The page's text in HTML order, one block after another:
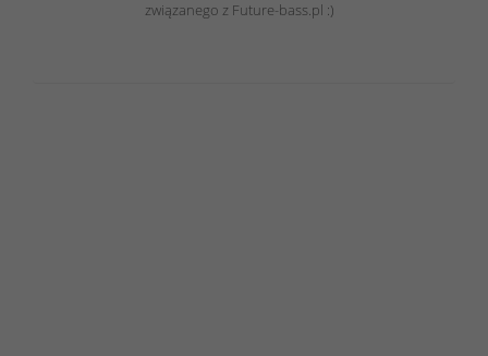
związanego z Future-bass.pl :)